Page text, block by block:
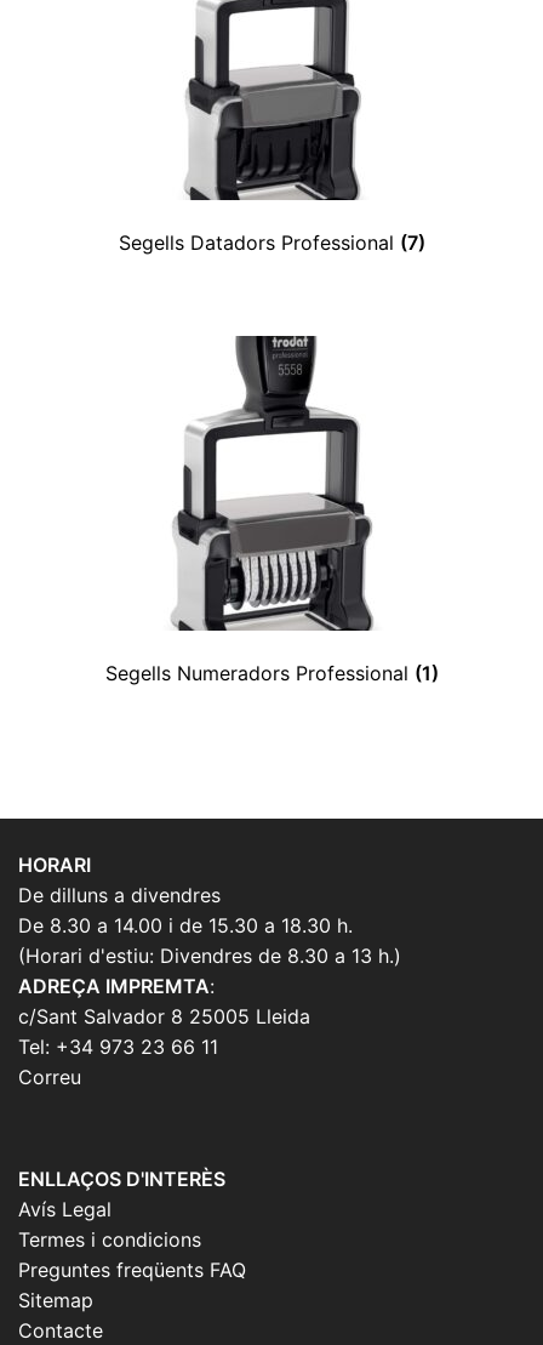
Segells Datadors Professional (7)
Segells Numeradors Professional (1)
HORARI
De dilluns a divendres
De 8.30 a 14.00 i de 15.30 a 18.30 h.
(Horari d'estiu: Divendres de 8.30 a 13 h.)
ADREÇA IMPREMTA:
c/Sant Salvador 8 25005 Lleida
Tel: +34 973 23 66 11
Correu
ENLLAÇOS D'INTERÈS
Avís Legal
Termes i condicions
Preguntes freqüents FAQ
Sitemap
Contacte